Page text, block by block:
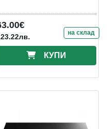
на склад
КУПИ